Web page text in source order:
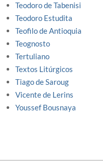
Teodoro de Tabenisi
Teodoro Estudita
Teofilo de Antioquia
Teognosto
Tertuliano
Textos Litúrgicos
Tiago de Saroug
Vicente de Lerins
Youssef Bousnaya